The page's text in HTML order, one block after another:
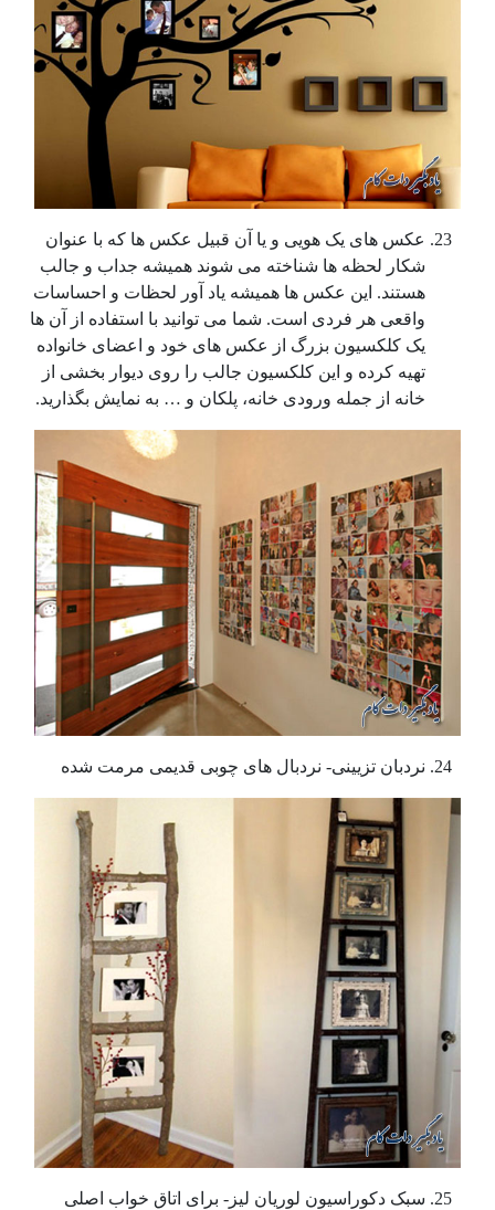
عکس های یک هویی و یا آن قبیل عکس ها که با عنوان
شکار لحظه ها شناخته می شوند همیشه جداب و جالب
هستند. این عکس ها همیشه یاد آور لحظات و احساسات
واقعی هر فردی است. شما می توانید با استفاده از آن ها
یک کلکسیون بزرگ از عکس های خود و اعضای خانواده
تهیه کرده و این کلکسیون جالب را روی دیوار بخشی از
خانه از جمله ورودی خانه، پلکان و … به نمایش بگذارید.
نردبان تزیینی- نردبال های چوبی قدیمی مرمت شده
سبک دکوراسیون لوریان لیز- برای اتاق خواب اصلی